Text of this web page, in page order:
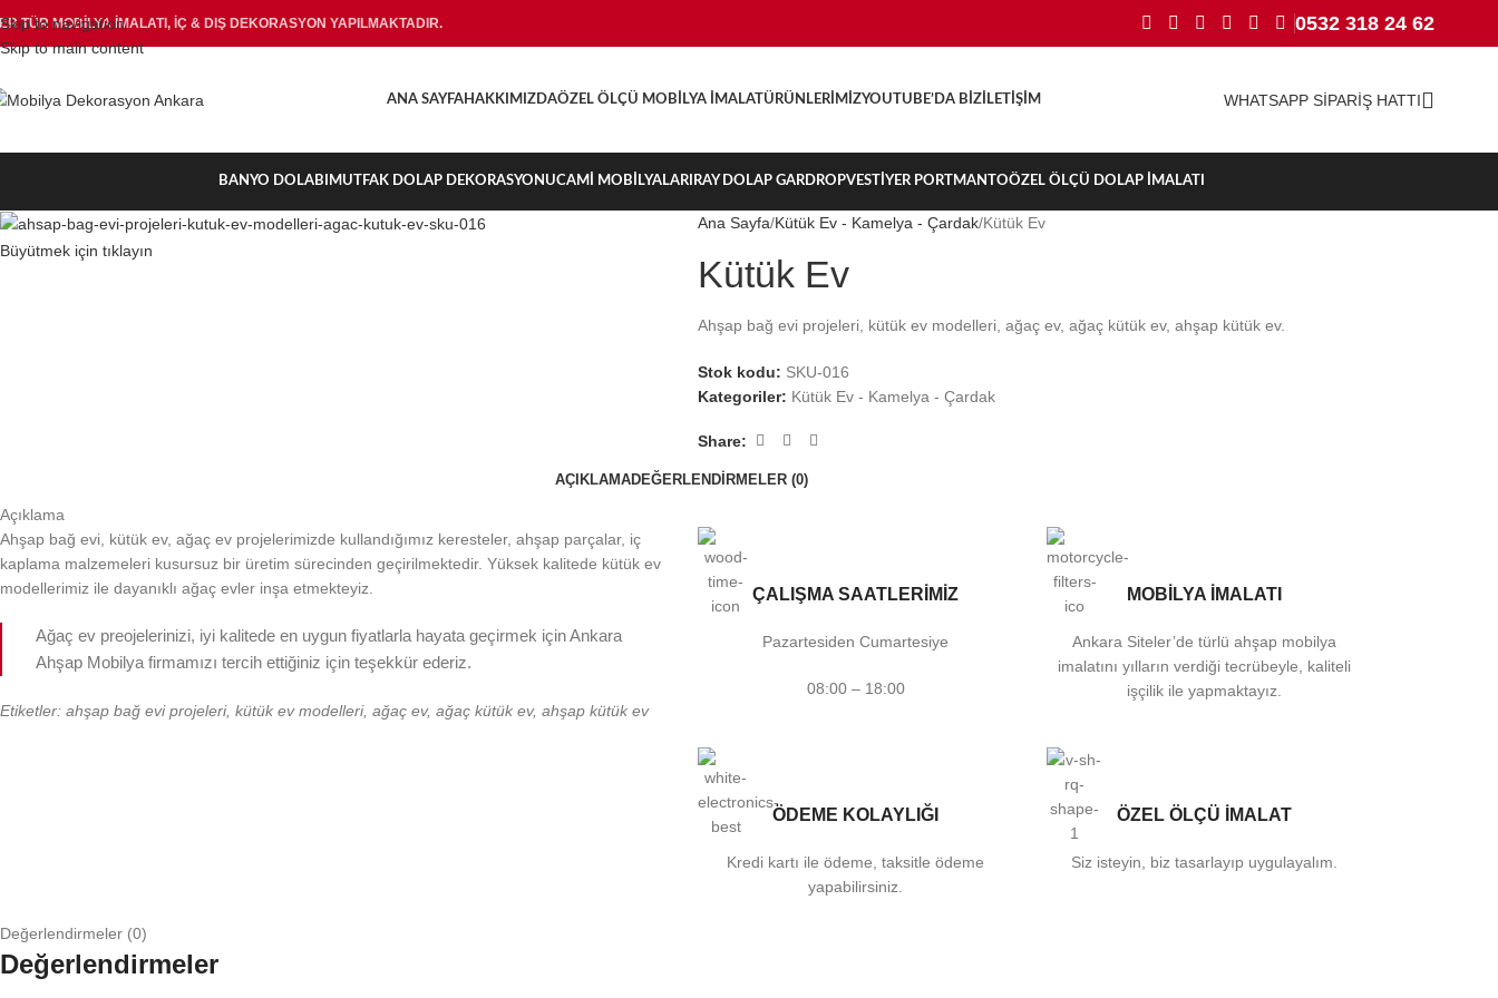
Skip to navigation
Skip to main content
TÜR MOBİLYA İMALATI, İÇ & DIŞ DEKORASYON YAPILMAKTADIR. 0532 318 24 62
ANA SAYFAHAKKIMIZDAÖZEL ÖLÇÜ MOBILYA İMALATÜRÜNLERIMIZYOUTUBE’DA BIZİLETIŞIM WHATSAPP SİPARİŞ HATTI
BANYO DOLABI MUTFAK DOLAP DEKORASYONUCAMI MOBILYALARI RAY DOLAP GARDROPVESTIYER PORTMANTOÖZEL ÖLÇÜ DOLAP İMALATI
Büyütmek için tıklayın
Ana Sayfa Kütük Ev - Kamelya - Çardak Kütük Ev
Kütük Ev
Ahşap bağ evi projeleri, kütük ev modelleri, ağaç ev, ağaç kütük ev, ahşap kütük ev.
Stok kodu: SKU-016
Kategoriler: Kütük Ev - Kamelya - Çardak
Share:
AÇIKLAMADEĞERLENDIRMELER (0)
Açıklama
Ahşap bağ evi, kütük ev, ağaç ev projelerimizde kullandığımız keresteler, ahşap parçalar, iç
kaplama malzemeleri kusursuz bir üretim sürecinden geçirilmektedir. Yüksek kalitede kütük ev
modellerimiz ile dayanıklı ağaç evler inşa etmekteyiz.
Ağaç ev preojelerinizi, iyi kalitede en uygun fiyatlarla hayata geçirmek için Ankara
Ahşap Mobilya firmamızı tercih ettiğiniz için teşekkür ederiz.
Etiketler: ahşap bağ evi projeleri, kütük ev modelleri, ağaç ev, ağaç kütük ev, ahşap kütük ev
ÇALIŞMA SAATLERİMİZ
Pazartesiden Cumartesiye
08:00 – 18:00
MOBİLYA İMALATI
Ankara Siteler’de türlü ahşap mobilya
imalatını yılların verdiği tecrübeyle, kaliteli
işçilik ile yapmaktayız.
ÖDEME KOLAYLIĞI
Kredi kartı ile ödeme, taksitle ödeme
yapabilirsiniz.
ÖZEL ÖLÇÜ İMALAT
Siz isteyin, biz tasarlayıp uygulayalım.
Değerlendirmeler (0)
Değerlendirmeler